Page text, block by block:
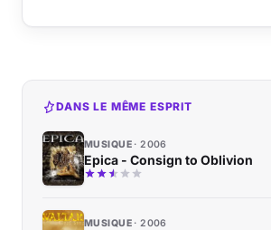
DANS LE MÊME ESPRIT
MUSIQUE 2006
Epica - Consign to Oblivion
MUSIQUE 2006